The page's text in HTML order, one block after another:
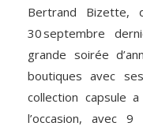
Bertrand Bizette,
30 septembre
grande soirée
boutiques avec
collection capsule
l’occasion, avec